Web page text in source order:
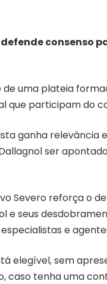
consenso
uma plateia
que participam do
ganha relevância
ser
Severo reforça o
e seus
e
elegível, sem
caso tenha uma